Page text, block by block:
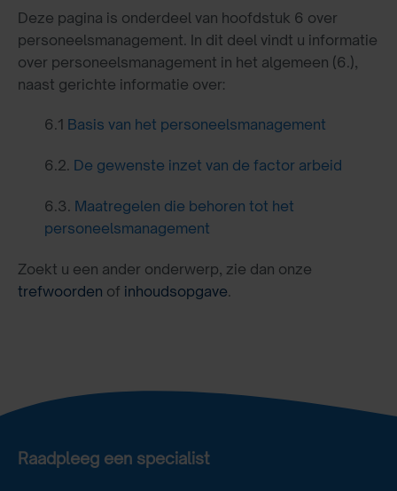
Deze pagina is onderdeel van hoofdstuk 6 over
personeelsmanagement. In dit deel vindt u informatie
over personeelsmanagement in het algemeen (6.),
naast gerichte informatie over:
6.1 Basis van het personeelsmanagement
6.2. De gewenste inzet van de factor arbeid
6.3. Maatregelen die behoren tot het
personeelsmanagement
Zoekt u een ander onderwerp, zie dan onze
trefwoorden of inhoudsopgave.
Raadpleeg een specialist